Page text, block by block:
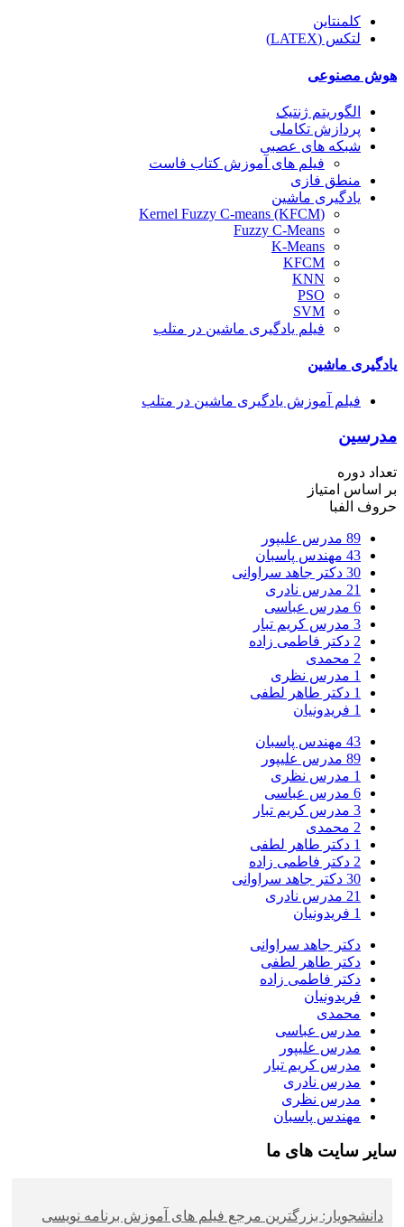
کلمنتاین
لتکس (LATEX)
هوش مصنوعی
الگوریتم ژنتیک
پردازش تکاملی
شبکه های عصبی
فیلم های آموزش کتاب فاست
منطق فازی
یادگیری ماشین
(Kernel Fuzzy C-means (KFCM
Fuzzy C-Means
K-Means
KFCM
KNN
PSO
SVM
فیلم یادگیری ماشین در متلب
یادگیری ماشین
فیلم آموزش یادگیری ماشین در متلب
مدرسین
تعداد دوره
بر اساس امتیاز
حروف الفبا
89 مدرس علیپور
43 مهندس پاسبان
30 دکتر جاهد سراوانی
21 مدرس نادری
6 مدرس عباسی
3 مدرس کریم تبار
2 دکتر فاطمی زاده
2 محمدی
1 مدرس نظری
1 دکتر طاهر لطفی
1 فریدونیان
43 مهندس پاسبان
89 مدرس علیپور
1 مدرس نظری
6 مدرس عباسی
3 مدرس کریم تبار
2 محمدی
1 دکتر طاهر لطفی
2 دکتر فاطمی زاده
30 دکتر جاهد سراوانی
21 مدرس نادری
1 فریدونیان
دکتر جاهد سراوانی
دکتر طاهر لطفی
دکتر فاطمی زاده
فریدونیان
محمدی
مدرس عباسی
مدرس علیپور
مدرس کریم تبار
مدرس نادری
مدرس نظری
مهندس پاسبان
سایر سایت های ما
دانشجویار: بزرگترین مرجع فیلم های آموزش برنامه نویسی